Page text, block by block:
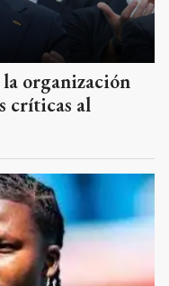
organización
críticas al